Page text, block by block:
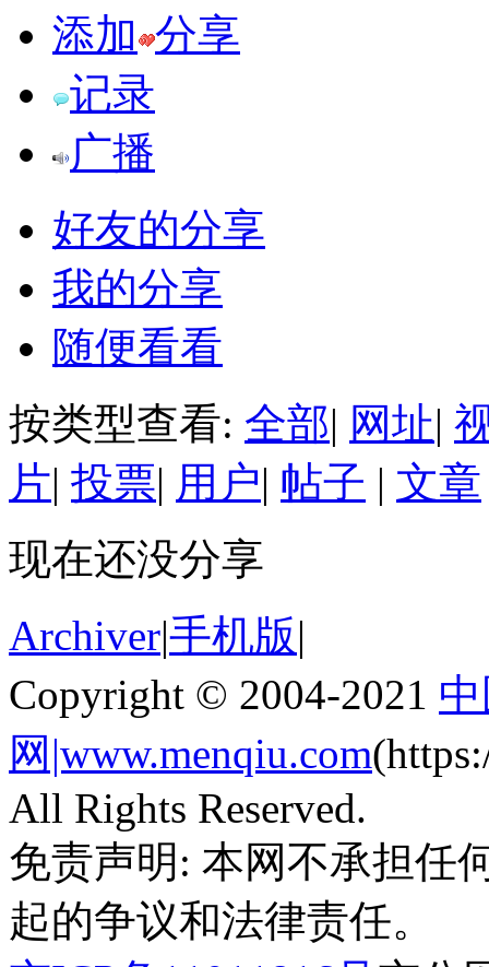
添加 分享
记录
广播
好友的分享
我的分享
随便看看
按类型查看: 全部| 网址|
片| 投票| 用户| 帖子 | 文章
现在还没分享
Archiver|手机版|
Copyright © 2004-2021
网|www.menqiu.com
All Rights Reserved.
免责声明: 本网不承担任
起的争议和法律责任。